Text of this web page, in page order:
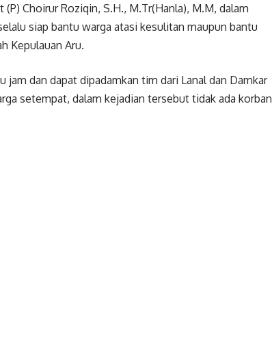
Choirur Roziqin, S.H., M.Tr(Hanla), M.M, dalam
siap bantu warga atasi kesulitan maupun bantu
Kepulauan Aru.
jam dan dapat dipadamkan tim dari Lanal dan Damkar
setempat, dalam kejadian tersebut tidak ada korban